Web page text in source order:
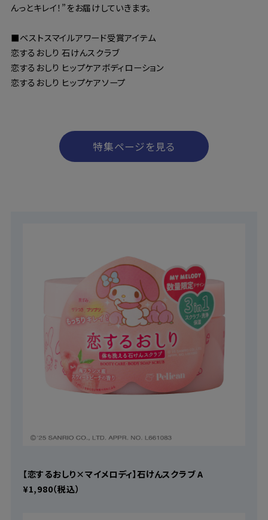
んっとキレイ！”をお届けしていきます。
■ベストスマイルアワード受賞アイテム
恋するおしり 石けんスクラブ
恋するおしり ヒップケアボディローション
恋するおしり ヒップケアソープ
特集ページを見る
【恋するおしり×マイメロディ】石けんスクラブ A
¥1,980（税込）